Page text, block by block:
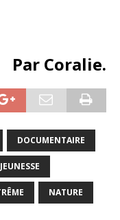
Par Coralie.
DOCUMENTAIRE
NATURE